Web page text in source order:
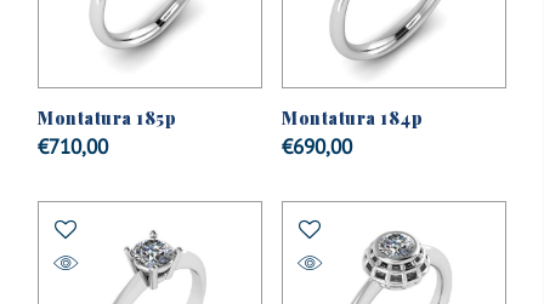
Montatura 185p
€710,00
Montatura 184p
€690,00